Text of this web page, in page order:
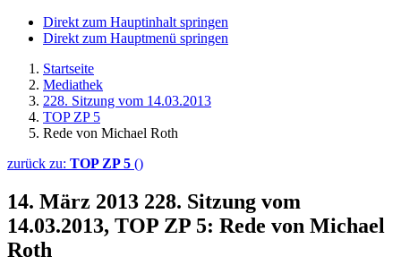
Direkt zum Hauptinhalt springen
Direkt zum Hauptmenü springen
Startseite
Mediathek
228. Sitzung vom 14.03.2013
TOP ZP 5
Rede von Michael Roth
zurück zu: TOP ZP 5 ()
14. März 2013 228. Sitzung vom
14.03.2013, TOP ZP 5: Rede von Michael
Roth